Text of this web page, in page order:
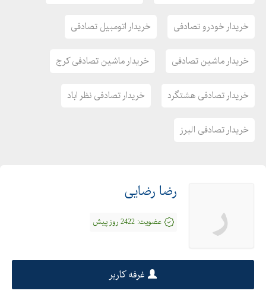
خریدار خودرو تصادفی خریدار اتومبیل تصادفی
خریدار ماشین تصادفی خریدار ماشین تصادفی کرج
خریدار تصادفی هشتگرد خریدار تصادفی نظر اباد
خریدار تصادفی البرز
ر رضا رضایی
عضویت: 2422 روز پیش
غرفه کاربر